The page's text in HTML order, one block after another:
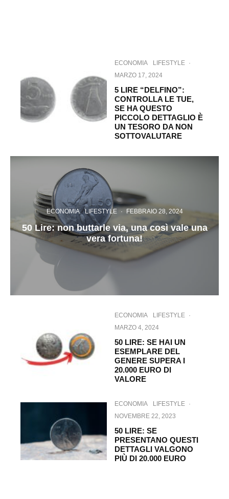
ECONOMIA LIFESTYLE ·
MARZO 17, 2024
5 LIRE “DELFINO”:
CONTROLLA LE TUE,
SE HA QUESTO
PICCOLO DETTAGLIO È
UN TESORO DA NON
SOTTOVALUTARE
ECONOMIA LIFESTYLE · FEBBRAIO 28, 2024
50 Lire: non buttarle via, una così vale una
vera fortuna!
ECONOMIA LIFESTYLE ·
MARZO 4, 2024
50 LIRE: SE HAI UN
ESEMPLARE DEL
GENERE SUPERA I
20.000 EURO DI
VALORE
ECONOMIA LIFESTYLE ·
NOVEMBRE 22, 2023
50 LIRE: SE
PRESENTANO QUESTI
DETTAGLI VALGONO
PIÙ DI 20.000 EURO